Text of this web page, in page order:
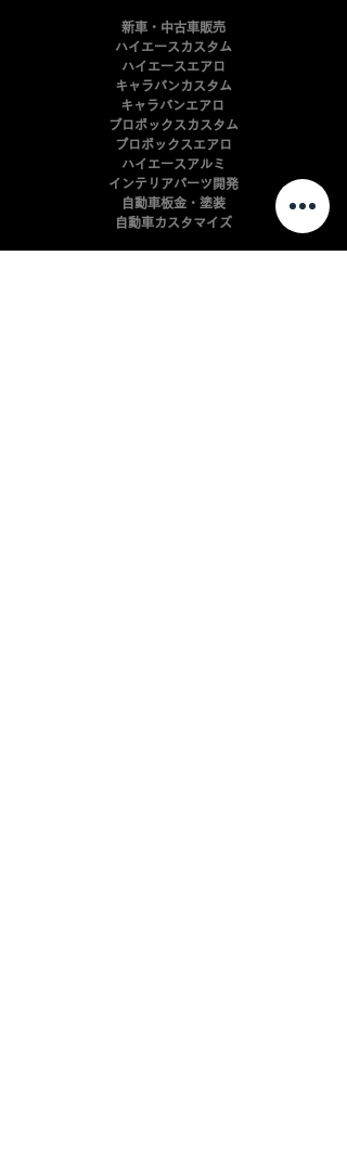
新車・中古車販売
ハイエースカスタム
ハイエースエアロ
キャラバンカスタム
キャラバンエアロ
プロボックスカスタム
​プロボックスエアロ
ハイエースアルミ
インテリアパーツ開発
自動車板金・塗装
​自動車カスタマイズ